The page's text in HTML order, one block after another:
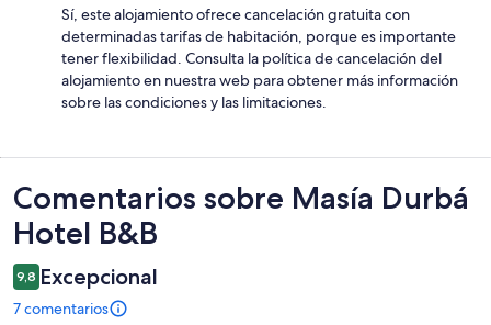
Sí, este alojamiento ofrece cancelación gratuita con
determinadas tarifas de habitación, porque es importante
tener flexibilidad. Consulta la política de cancelación del
alojamiento en nuestra web para obtener más información
sobre las condiciones y las limitaciones.
Comentarios
Comentarios sobre Masía Durbá
Hotel B&B
9,8 Excepcional
7 comentarios